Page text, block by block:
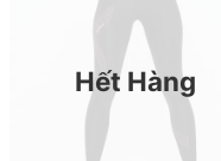
Hết Hàng